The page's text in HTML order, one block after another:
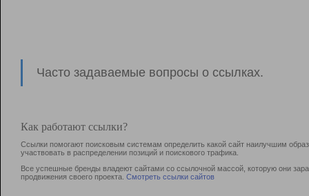
Часто задаваемые вопросы о ссылках.
Как работают ссылки?
Ссылки помогают поисковым системам определить какой сайт наилучшим
участвовать в раcпределении позиций и поискового трафика.
Все успешные бренды владеют сайтами со ссылочной массой, которую они
продвижения своего проекта. Смотреть ссылки сайтов